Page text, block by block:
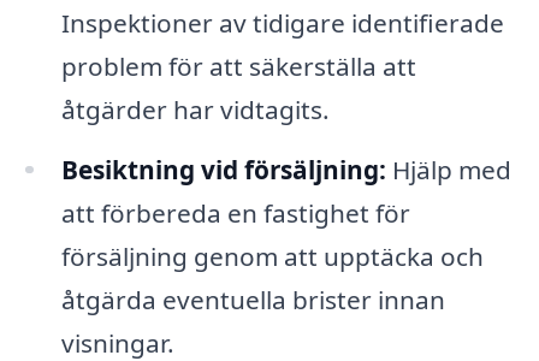
Inspektioner av tidigare identifierade
problem för att säkerställa att
åtgärder har vidtagits.
Besiktning vid försäljning: Hjälp med
att förbereda en fastighet för
försäljning genom att upptäcka och
åtgärda eventuella brister innan
visningar.